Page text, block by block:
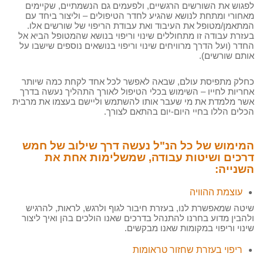
לפגוש את השורשים הרגשיים, ולפעמים גם הנשמתיים, שקיימים
מאחורי ומתחת לנושא שהגיע לחדר הטיפולים – וליצור ביחד עם
המתאמן/מטופל את העיבוד ואת עבודת הריפוי של שורשים אלו.
בעזרת עבודה זו מתחוללים שינוי וריפוי בנושא שהמטופל הביא אל
החדר (ועל הדרך מרוויחים שינוי וריפוי בנושאים נוספים שישבו על
אותם שורשים).
כחלק מתפיסת עולם, שבאה לאפשר לכל אחד לקחת כמה שיותר
אחריות לחייו – השימוש בכלי הטיפול לאורך התהליך נעשה בדרך
אשר מלמדת את מי שעבר אותו להשתמש וליישם בעצמו את מרבית
הכלים הללו בחיי היום-יום בהתאם לצורך.
המימוש של כל הנ"ל נעשה דרך שילוב של חמש
דרכים ושיטות עבודה, שמשלימות אחת את
השנייה:
עוצמת ההוויה
שיטה שמאפשרת לנו, בעזרת חיבור לגוף ולרגש, לראות, להרגיש
ולהבין מדוע בחרנו להתנהל בדרכים שאנו הולכים בהן ואיך ליצור
שינוי וריפוי במקומות שאנו מבקשים.
ריפוי בעזרת שחזור טראומות